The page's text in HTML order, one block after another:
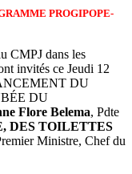
PROGIPOPE-
CMPJ dans les
invités ce Jeudi 12
DU
DU
Flore Belema, Pdte
DES TOILETTES
Ministre, Chef du